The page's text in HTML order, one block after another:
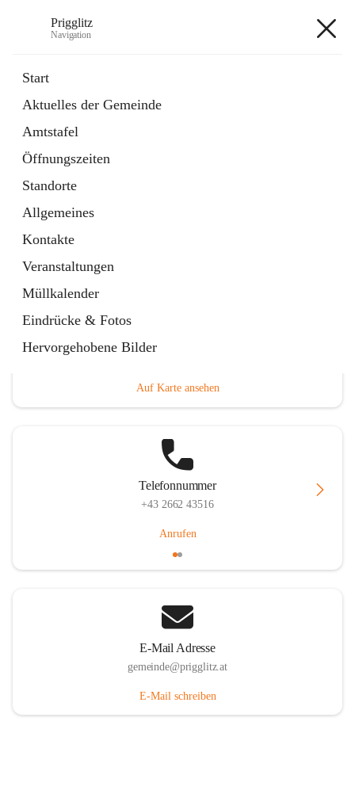
Prigglitz
Navigation
Start
Aktuelles der Gemeinde
Amtstafel
Öffnungszeiten
Standorte
Allgemeines
Kontakte
Veranstaltungen
Müllkalender
Eindrücke & Fotos
Hervorgehobene Bilder
Externe Webseite
in
Tab
Gemeindezeitung
Ordner
öffnet
in
neuem
Tab
Hauptadresse
Auf Karte ansehen
Telefonnummer
+43 2662 43516
Anrufen
E-Mail Adresse
gemeinde@prigglitz.at
E-Mail schreiben